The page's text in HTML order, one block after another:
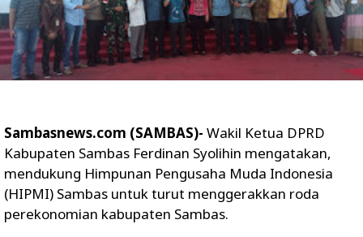
Sambasnews.com (SAMBAS)- Wakil Ketua DPRD
Kabupaten Sambas Ferdinan Syolihin mengatakan,
mendukung Himpunan Pengusaha Muda Indonesia
(HIPMI) Sambas untuk turut menggerakkan roda
perekonomian kabupaten Sambas.